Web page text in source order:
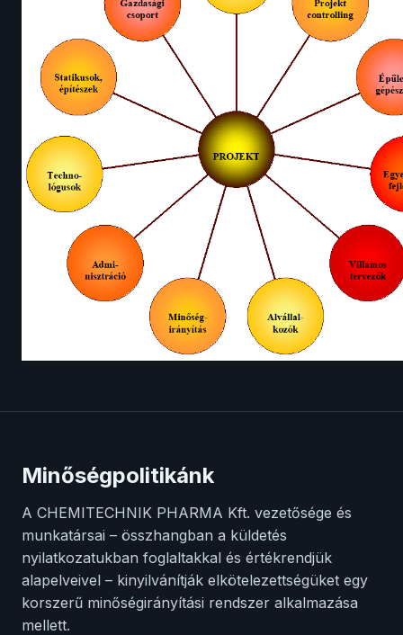
Minőségpolitikánk
A CHEMITECHNIK PHARMA Kft. vezetősége és
munkatársai – összhangban a küldetés
nyilatkozatukban foglaltakkal és értékrendjük
alapelveivel – kinyilvánítják elkötelezettségüket egy
korszerű minőségirányítási rendszer alkalmazása
mellett.